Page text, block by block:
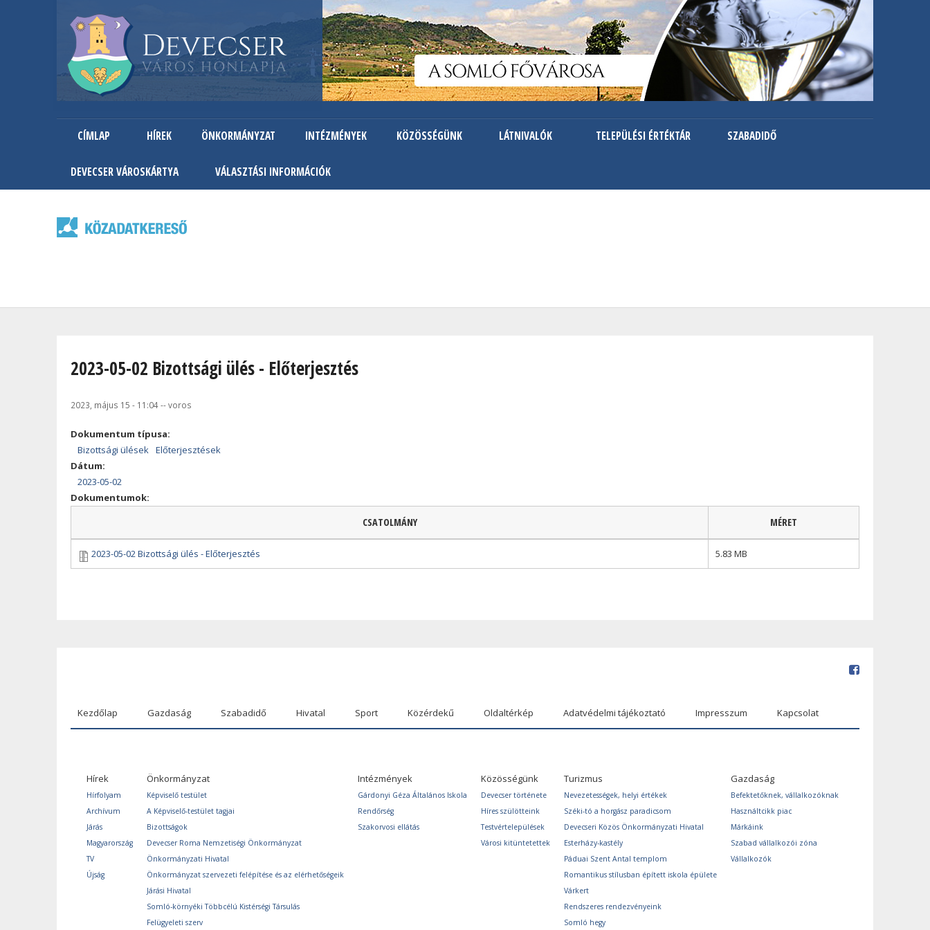
Ugrás
a
tartalomra
CÍMLAP HÍREK ÖNKORMÁNYZAT INTÉZMÉNYEK KÖZÖSSÉGÜNK LÁTNIVALÓK TELEPÜLÉSI ÉRTÉKTÁR SZABADIDŐ
DEVECSER VÁROSKÁRTYA VÁLASZTÁSI INFORMÁCIÓK
2023-05-02 Bizottsági ülés - Előterjesztés
2023, május 15 - 11:04--voros
Dokumentum típusa:
Bizottsági ülések Előterjesztések
Dátum:
2023-05-02
Dokumentumok:
CSATOLMÁNY MÉRET
2023-05-02 Bizottsági ülés - Előterjesztés 5.83 MB
Kezdőlap Gazdaság Szabadidő Hivatal Sport Közérdekű Oldaltérkép Adatvédelmi tájékoztató Impresszum Kapcsolat
Hírek
Hírfolyam
Archívum
Járás
Magyarország
TV
Újság
Önkormányzat
Képviselő testület
A Képviselő-testület tagjai
Bizottságok
Devecser Roma Nemzetiségi Önkormányzat
Önkormányzati Hivatal
Önkormányzat szervezeti felépítése és az elérhetőségeik
Járási Hivatal
Somló-környéki Többcélú Kistérségi Társulás
Felügyeleti szerv
Intézmények
Gárdonyi Géza Általános Iskola
Rendőrség
Szakorvosi ellátás
Közösségünk
Devecser története
Híres szülötteink
Testvértelepülések
Városi kitüntetettek
Turizmus
Nevezetességek, helyi értékek
Széki-tó a horgász paradicsom
Devecseri Közös Önkormányzati Hivatal
Esterházy-kastély
Páduai Szent Antal templom
Romantikus stílusban épített iskola épülete
Várkert
Rendszeres rendezvényeink
Somló hegy
Gazdaság
Befektetőknek, vállalkozóknak
Használtcikk piac
Márkáink
Szabad vállalkozói zóna
Vállalkozók